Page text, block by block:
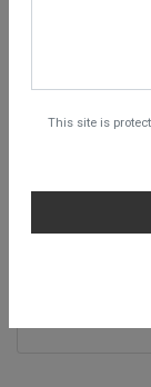
This site is
Website: